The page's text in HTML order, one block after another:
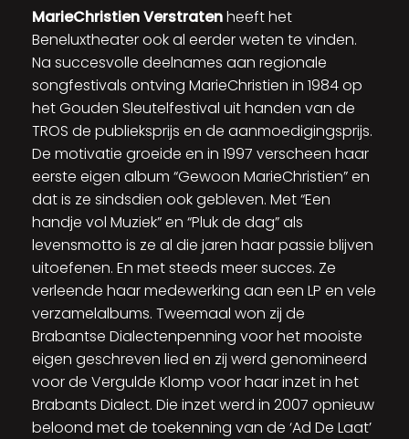
MarieChristien Verstratenheeft het
Beneluxtheater ook al eerder weten te vinden.
Na succesvolle deelnames aan regionale
songfestivals ontving MarieChristien in 1984 op
het Gouden Sleutelfestival uit handen van de
TROS de publieksprijs en de aanmoedigingsprijs.
De motivatie groeide en in 1997 verscheen haar
eerste eigen album “Gewoon MarieChristien” en
dat is ze sindsdien ook gebleven. Met “Een
handje vol Muziek” en “Pluk de dag” als
levensmotto is ze al die jaren haar passie blijven
uitoefenen. En met steeds meer succes. Ze
verleende haar medewerking aan een LP en vele
verzamelalbums. Tweemaal won zij de
Brabantse Dialectenpenning voor het mooiste
eigen geschreven lied en zij werd genomineerd
voor de Vergulde Klomp voor haar inzet in het
Brabants Dialect. Die inzet werd in 2007 opnieuw
beloond met de toekenning van de ‘Ad De Laat’